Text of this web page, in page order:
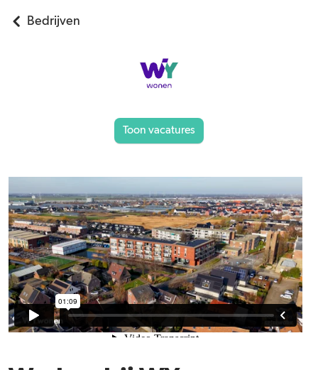
Bedrijven
Toon vacatures